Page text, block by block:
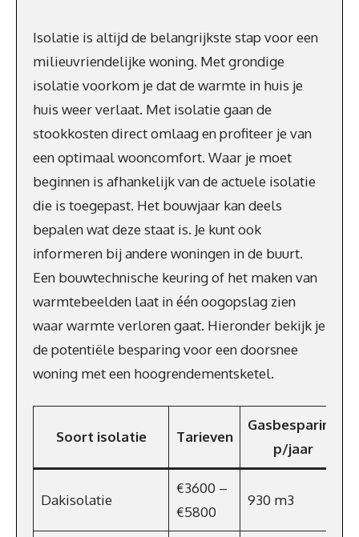
Isolatie is altijd de belangrijkste stap voor een
milieuvriendelijke woning. Met grondige
isolatie voorkom je dat de warmte in huis je
huis weer verlaat. Met isolatie gaan de
stookkosten direct omlaag en profiteer je van
een optimaal wooncomfort. Waar je moet
beginnen is afhankelijk van de actuele isolatie
die is toegepast. Het bouwjaar kan deels
bepalen wat deze staat is. Je kunt ook
informeren bij andere woningen in de buurt.
Een bouwtechnische keuring of het maken van
warmtebeelden laat in één oogopslag zien
waar warmte verloren gaat. Hieronder bekijk je
de potentiële besparing voor een doorsnee
woning met een hoogrendementsketel.
Soort isolatie Tarieven
Gasbesparing
p/jaar
Dakisolatie
€3600 –
€5800
930 m3